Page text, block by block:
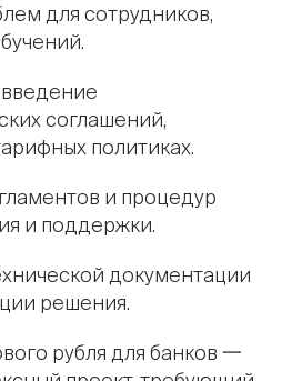
для сотрудников,
соглашений,
политиках.
и процедур
и поддержки.
документации
решения.
рубля для банков 一